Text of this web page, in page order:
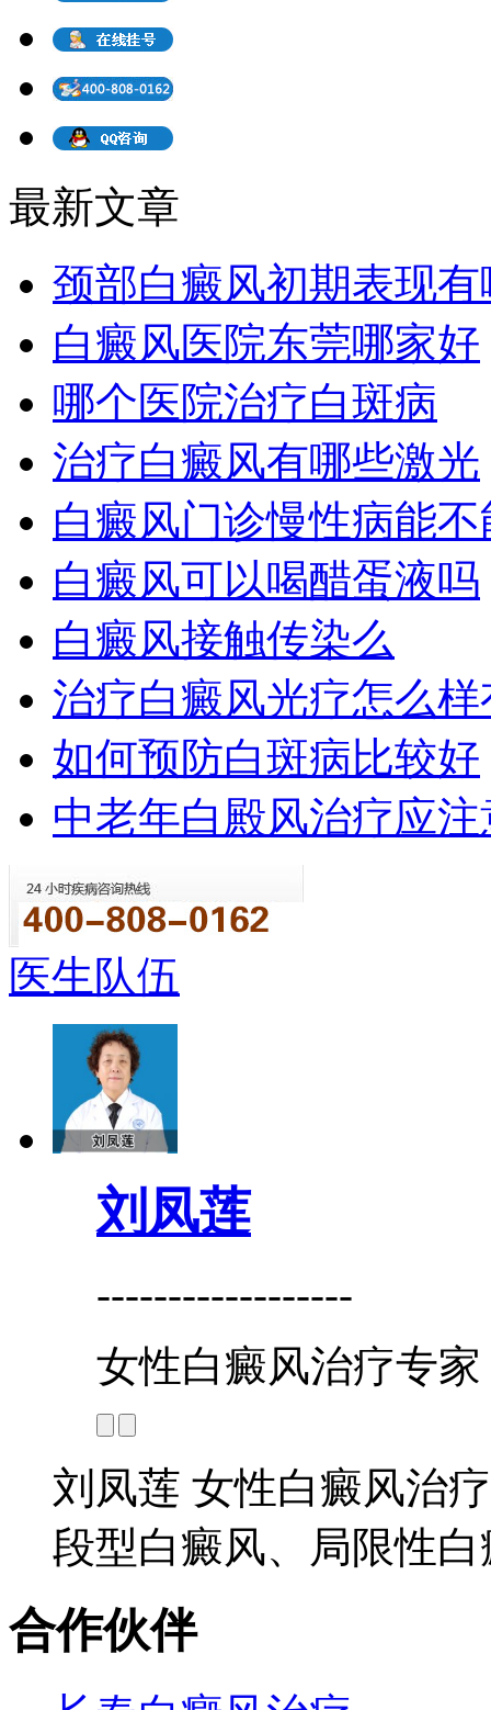
最新文章
颈部白癜风初期表现有
白癜风医院东莞哪家好
哪个医院治疗白斑病
治疗白癜风有哪些激光
白癜风门诊慢性病能
白癜风可以喝醋蛋液吗
白癜风接触传染么
治疗白癜风光疗怎么
如何预防白斑病比较好
中老年白殿风治疗应
医生队伍
刘凤莲
------------------
女性白癜风治疗专家
刘凤莲 女性白癜风治
段型白癜风、局限性
合作伙伴